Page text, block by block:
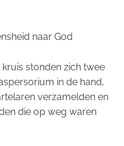
naar God
stonden zich twee
in de hand,
verzamelden en
die op weg waren